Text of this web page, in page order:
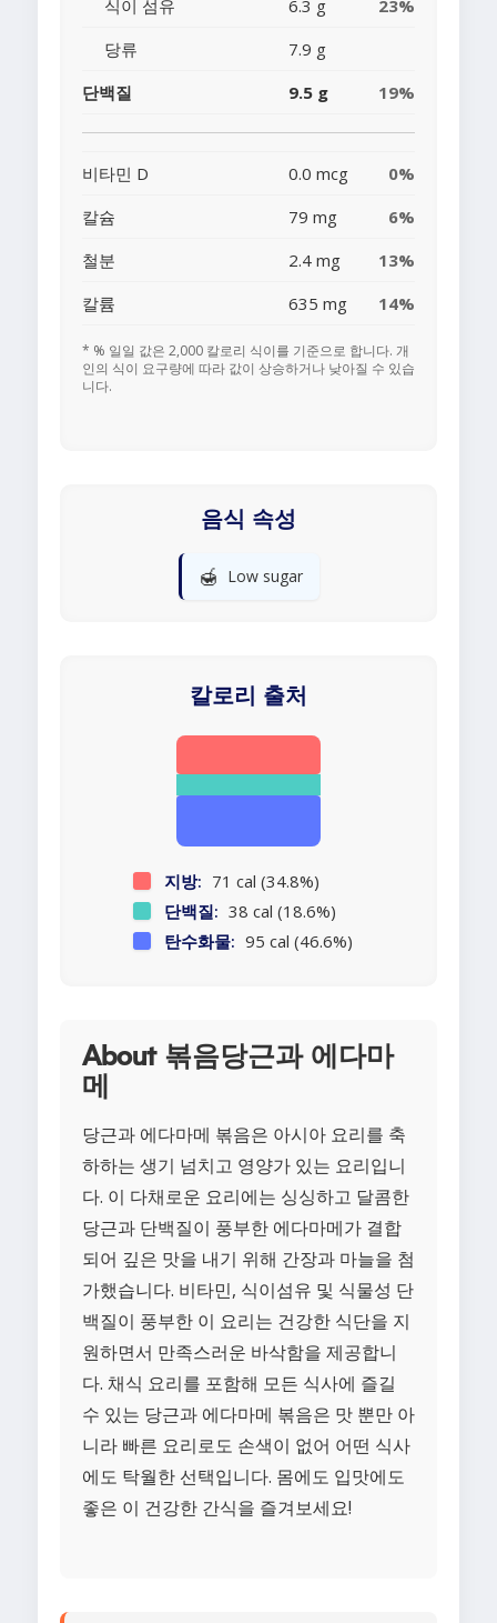
식이 섬유 6.3 g
23%
당류
7.9 g
단백질
9.5 g 19%
비타민 D 0.0 mcg
0%
칼슘
79 mg
6%
철분
2.4 mg
13%
칼륨
635 mg 14%
* % 일일 값은 2,000 칼로리 식이를 기준으로 합니다. 개
인의 식이 요구량에 따라 값이 상승하거나 낮아질 수 있습
니다.
음식 속성
🍯 Low sugar
칼로리 출처
지방: 71 cal (34.8%)
단백질: 38 cal (18.6%)
탄수화물: 95 cal (46.6%)
About 볶음당근과 에다마
메
당근과 에다마메 볶음은 아시아 요리를 축
하하는 생기 넘치고 영양가 있는 요리입니
다. 이 다채로운 요리에는 싱싱하고 달콤한
당근과 단백질이 풍부한 에다마메가 결합
되어 깊은 맛을 내기 위해 간장과 마늘을 첨
가했습니다. 비타민, 식이섬유 및 식물성 단
백질이 풍부한 이 요리는 건강한 식단을 지
원하면서 만족스러운 바삭함을 제공합니
다. 채식 요리를 포함해 모든 식사에 즐길
수 있는 당근과 에다마메 볶음은 맛 뿐만 아
니라 빠른 요리로도 손색이 없어 어떤 식사
에도 탁월한 선택입니다. 몸에도 입맛에도
좋은 이 건강한 간식을 즐겨보세요!